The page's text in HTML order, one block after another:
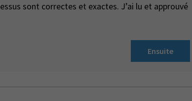
sont correctes et exactes. J’ai lu et approuvé
Ensuite